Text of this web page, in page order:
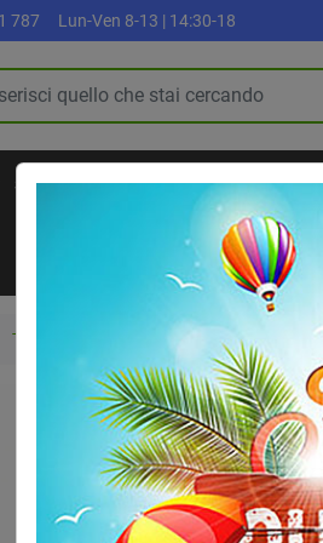
787 Lun-Ven 8-13 | 14:30-18
SPORT OUTDOOR PALLONI E
Traumi sportivi Taping e Bendaggi